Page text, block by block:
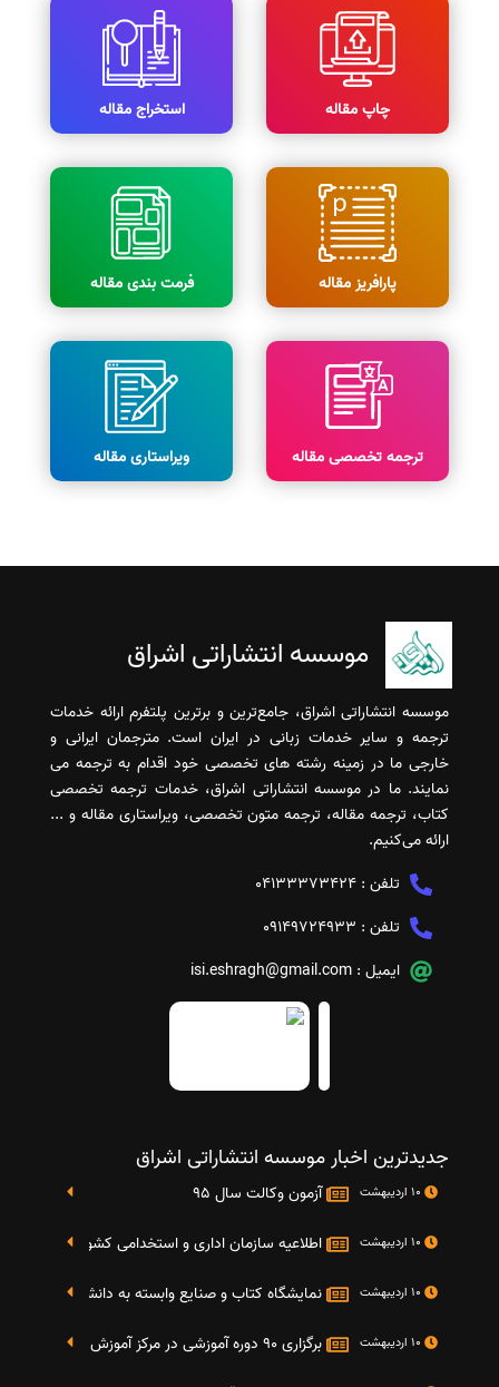
چاپ مقاله استخراج مقاله
پارافریز مقاله فرمت بندی مقاله
ترجمه تخصصی مقاله ویراستاری مقاله
موسسه انتشاراتی اشراق
موسسه انتشاراتی اشراق، جامع‌ترین و برترین پلتفرم ارائه خدمات
ترجمه و سایر خدمات زبانی در ایران است. مترجمان ایرانی و
خارجی ما در زمینه رشته های تخصصی خود اقدام به ترجمه می
نمایند. ما در موسسه انتشاراتی اشراق، خدمات ترجمه تخصصی
کتاب، ترجمه مقاله، ترجمه متون تخصصی، ویراستاری مقاله و ...
ارائه می‌کنیم.
تلفن : 04133373424
تلفن : 09149724933
ایمیل : isi.eshragh@gmail.com
جدیدترین اخبار موسسه انتشاراتی اشراق
آزمون وکالت سال 95
اطلاعیه سازمان اداری و استخدامی کشور در خصوص
نمایشگاه کتاب و صنایع وابسته به دانشگاه صنعتی شریف 4 الی 8 مهر
برگزاری 90 دوره آموزشی در مرکز آموزش فرهنگی دانشگاه علامه